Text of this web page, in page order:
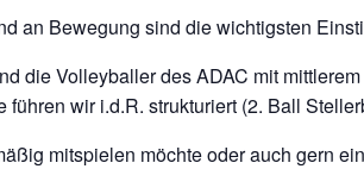
an Bewegung sind die wichtigsten
die Volleyballer des ADAC mit
führen wir i.d.R. strukturiert (2. Ball
mitspielen möchte oder auch gern